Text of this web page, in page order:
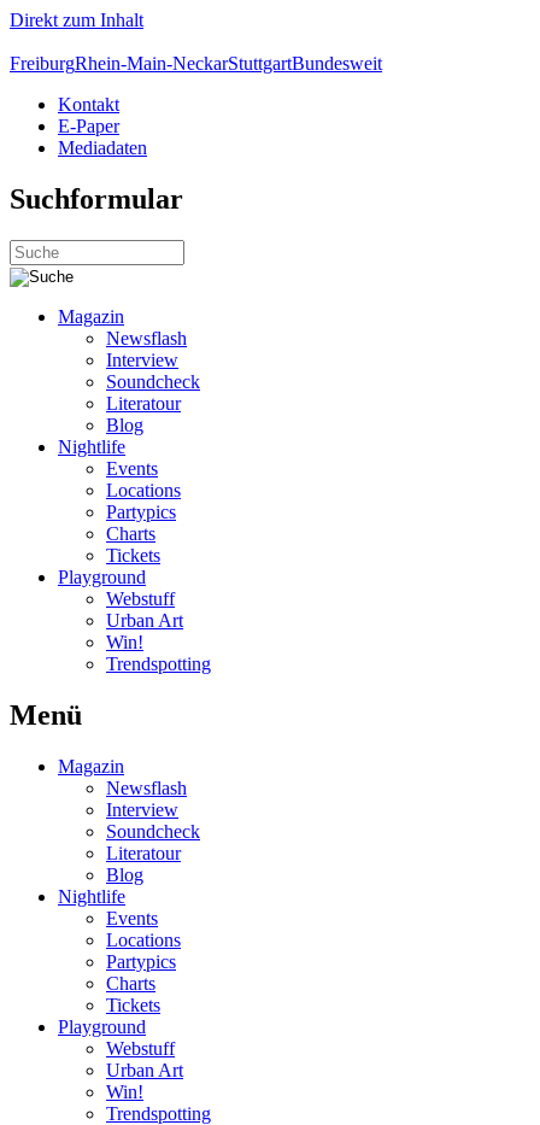
Direkt zum Inhalt
FreiburgRhein-Main-NeckarStuttgartBundesweit
Kontakt
E-Paper
Mediadaten
Suchformular
Magazin
Newsflash
Interview
Soundcheck
Literatour
Blog
Nightlife
Events
Locations
Partypics
Charts
Tickets
Playground
Webstuff
Urban Art
Win!
Trendspotting
Menü
Magazin
Newsflash
Interview
Soundcheck
Literatour
Blog
Nightlife
Events
Locations
Partypics
Charts
Tickets
Playground
Webstuff
Urban Art
Win!
Trendspotting